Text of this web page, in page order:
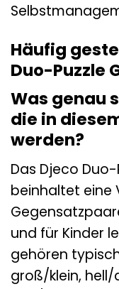
Häufig
Duo-Puzzle
Was genau
die in
werden?
Das Djeco Duo-
beinhaltet eine
und für Kinder
gehören
groß/klein,